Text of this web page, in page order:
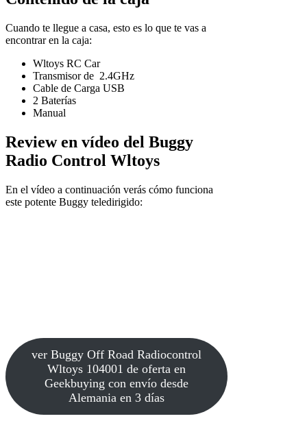
Cuando te llegue a casa, esto es lo que te vas a
encontrar en la caja:
Wltoys RC Car
Transmisor de 2.4GHz
Cable de Carga USB
2 Baterías
Manual
Review en vídeo del Buggy
Radio Control Wltoys
En el vídeo a continuación verás cómo funciona
este potente Buggy teledirigido:
ver Buggy Off Road Radiocontrol
Wltoys 104001 de oferta en
Geekbuying con envío desde
Alemania en 3 días